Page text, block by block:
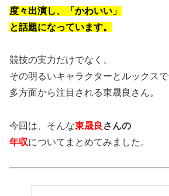
度々出演し、「かわいい」
と話題になっています。
競技の実力だけでなく、
その明るいキャラクターとルックスで
多方面から注目される東晟良さん。
今回は、そんな東晟良 さんの
年収についてまとめてみました。